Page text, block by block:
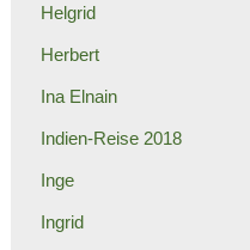
Helgrid
Herbert
Ina Elnain
Indien-Reise 2018
Inge
Ingrid